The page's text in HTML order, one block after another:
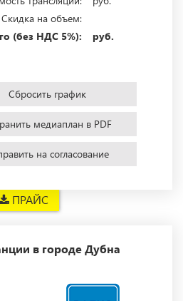
ПРАЙС
Скидка на объем:
(без НДС 5%):
руб.
Сбросить график
медиаплан в PDF
на согласование
в городе Дубна